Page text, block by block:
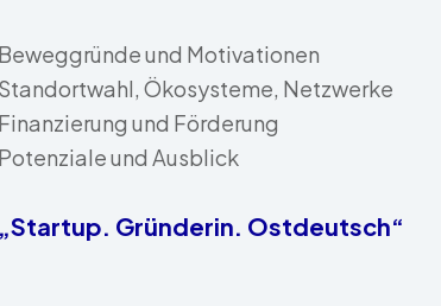
Beweggründe und Motivationen
Standortwahl, Ökosysteme, Netzwerke
Finanzierung und Förderung
Potenziale und Ausblick
Gründerin. Ostdeutsch“